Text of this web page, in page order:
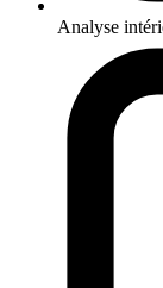
Analyse